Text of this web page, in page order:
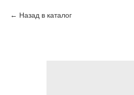
Назад в каталог